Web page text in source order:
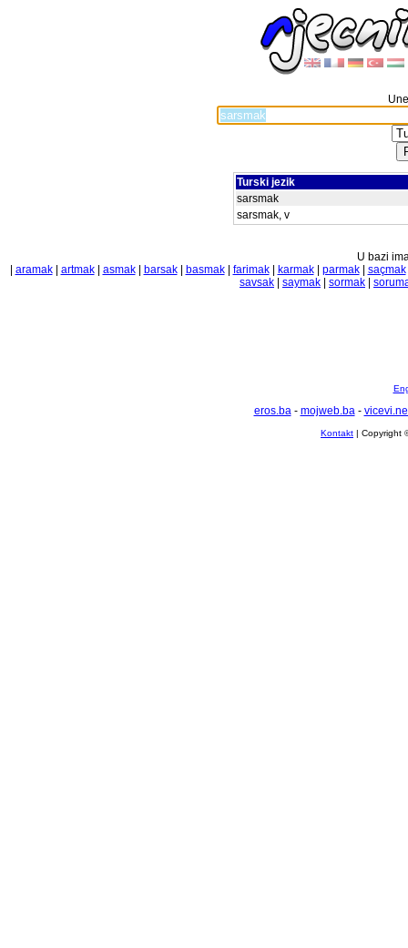
Turski jezik
sarsmak
sarsmak, v
U bazi
aramak| artmak| asmak| barsak| basmak| farimak| karmak| parmak| saçmak
savsak
saymak sormak
eros.ba- mojweb.ba-
Kontakt | Copyright